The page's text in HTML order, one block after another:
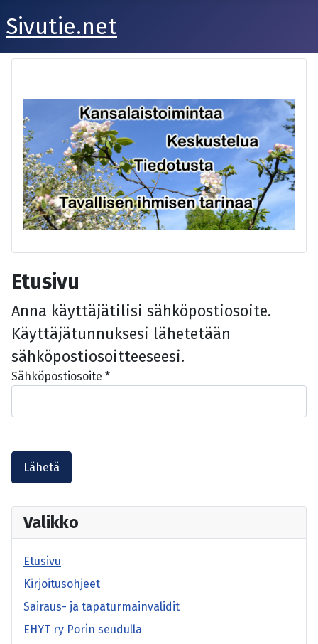
Sivutie.net
Etusivu
Anna käyttäjätilisi sähköpostiosoite.
Käyttäjätunnuksesi lähetetään
sähköpostiosoitteeseesi.
Sähköpostiosoite *
Lähetä
Valikko
Etusivu
Kirjoitusohjeet
Sairaus- ja tapaturmainvalidit
EHYT ry Porin seudulla